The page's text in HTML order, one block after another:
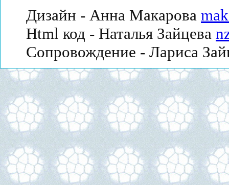
Дизайн - Анна Макарова
Html код - Наталья Зайцева
Сопровождение - Лариса